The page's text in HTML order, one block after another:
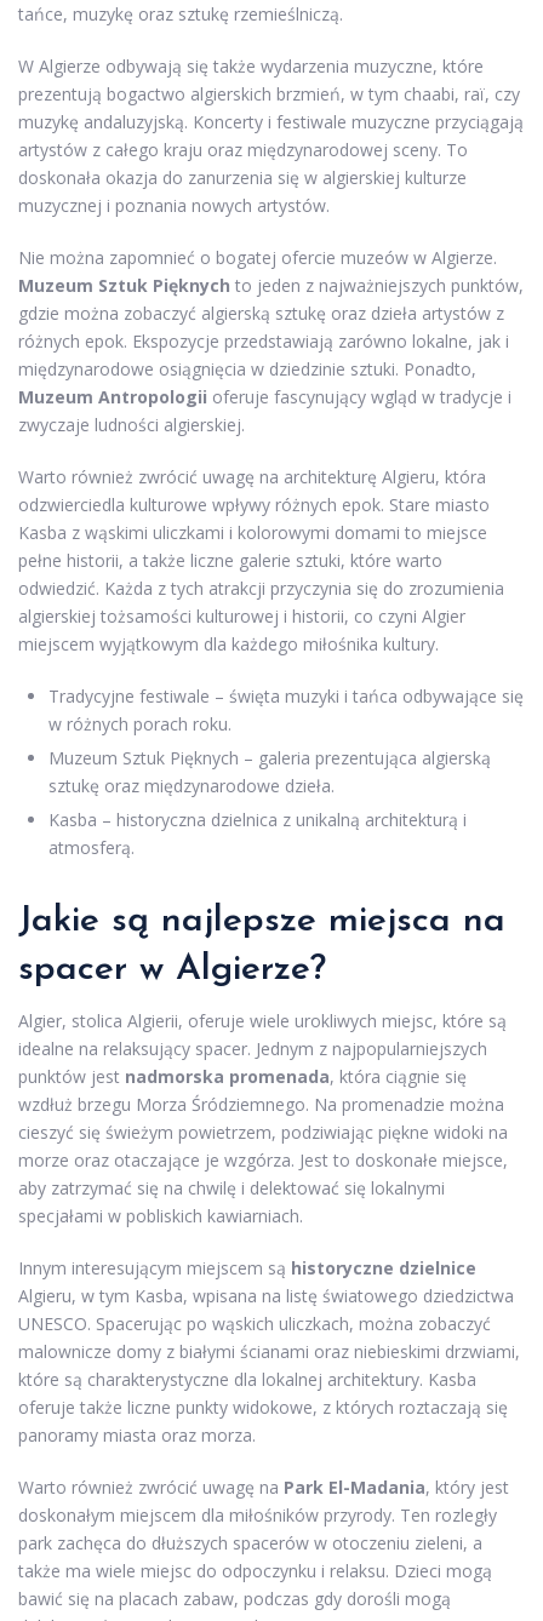
tańce, muzykę oraz sztukę rzemieślniczą.
W Algierze odbywają się także wydarzenia muzyczne, które
prezentują bogactwo algierskich brzmień, w tym chaabi, raï, czy
muzykę andaluzyjską. Koncerty i festiwale muzyczne przyciągają
artystów z całego kraju oraz międzynarodowej sceny. To
doskonała okazja do zanurzenia się w algierskiej kulturze
muzycznej i poznania nowych artystów.
Nie można zapomnieć o bogatej ofercie muzeów w Algierze.
Muzeum Sztuk Pięknych to jeden z najważniejszych punktów,
gdzie można zobaczyć algierską sztukę oraz dzieła artystów z
różnych epok. Ekspozycje przedstawiają zarówno lokalne, jak i
międzynarodowe osiągnięcia w dziedzinie sztuki. Ponadto,
Muzeum Antropologii oferuje fascynujący wgląd w tradycje i
zwyczaje ludności algierskiej.
Warto również zwrócić uwagę na architekturę Algieru, która
odzwierciedla kulturowe wpływy różnych epok. Stare miasto
Kasba z wąskimi uliczkami i kolorowymi domami to miejsce
pełne historii, a także liczne galerie sztuki, które warto
odwiedzić. Każda z tych atrakcji przyczynia się do zrozumienia
algierskiej tożsamości kulturowej i historii, co czyni Algier
miejscem wyjątkowym dla każdego miłośnika kultury.
Tradycyjne festiwale – święta muzyki i tańca odbywające się
w różnych porach roku.
Muzeum Sztuk Pięknych – galeria prezentująca algierską
sztukę oraz międzynarodowe dzieła.
Kasba – historyczna dzielnica z unikalną architekturą i
atmosferą.
Jakie są najlepsze miejsca na
spacer w Algierze?
Algier, stolica Algierii, oferuje wiele urokliwych miejsc, które są
idealne na relaksujący spacer. Jednym z najpopularniejszych
punktów jest nadmorska promenada, która ciągnie się
wzdłuż brzegu Morza Śródziemnego. Na promenadzie można
cieszyć się świeżym powietrzem, podziwiając piękne widoki na
morze oraz otaczające je wzgórza. Jest to doskonałe miejsce,
aby zatrzymać się na chwilę i delektować się lokalnymi
specjałami w pobliskich kawiarniach.
Innym interesującym miejscem są historyczne dzielnice
Algieru, w tym Kasba, wpisana na listę światowego dziedzictwa
UNESCO. Spacerując po wąskich uliczkach, można zobaczyć
malownicze domy z białymi ścianami oraz niebieskimi drzwiami,
które są charakterystyczne dla lokalnej architektury. Kasba
oferuje także liczne punkty widokowe, z których roztaczają się
panoramy miasta oraz morza.
Warto również zwrócić uwagę na Park El-Madania, który jest
doskonałym miejscem dla miłośników przyrody. Ten rozległy
park zachęca do dłuższych spacerów w otoczeniu zieleni, a
także ma wiele miejsc do odpoczynku i relaksu. Dzieci mogą
bawić się na placach zabaw, podczas gdy dorośli mogą